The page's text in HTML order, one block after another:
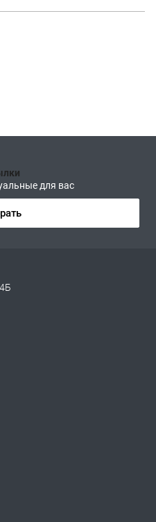
для вас